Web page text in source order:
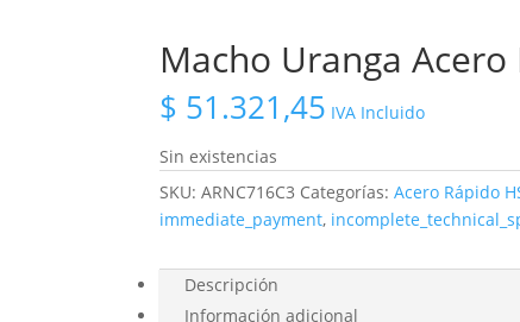
Macho Uranga
$ 51.321,45 IVA Incluido
Sin existencias
SKU:ARNC716C3 Categorías:Acero Rápido
immediate_payment,
Descripción
Información adicional